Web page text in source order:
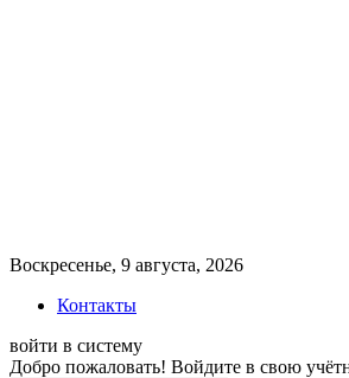
Воскресенье, 9 августа, 2026
Контакты
войти в систему
Добро пожаловать! Войдите в свою